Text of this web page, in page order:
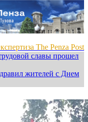
The Penza Post
славы прошел
жителей с Днем